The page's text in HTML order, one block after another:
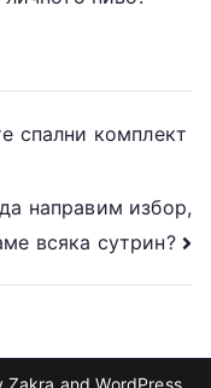
спални комплект
направим избор,
всяка сутрин?